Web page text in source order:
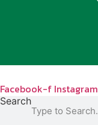
Facebook-f Instagram
Search